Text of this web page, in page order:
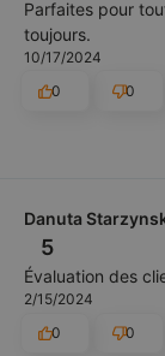
Parfaites pour
toujours.
10/17/2024
0
0
Danuta
5
Évaluation des
2/15/2024
0
0